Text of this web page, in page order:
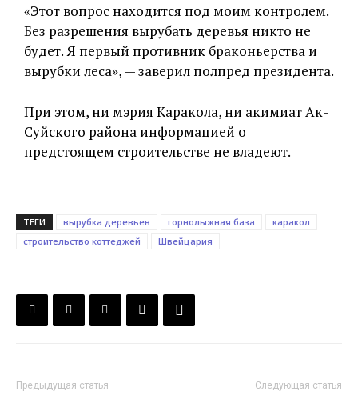
«Этот вопрос находится под моим контролем.
Без разрешения вырубать деревья никто не
будет. Я первый противник браконьерства и
вырубки леса», — заверил полпред президента.
При этом, ни мэрия Каракола, ни акимиат Ак-
Суйского района информацией о
предстоящем строительстве не владеют.
ТЕГИ вырубка деревьев горнолыжная база
каракол
строительство коттеджей
Швейцария
Предыдущая статья Следующая статья